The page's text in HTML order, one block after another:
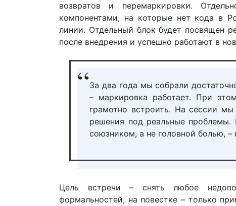
возвратов и перемаркировки.
компонентами, на которые нет кода в
линии. Отдельный блок будет посвящен
после внедрения и успешно работают в
За два года мы собрали
– маркировка работает. При
грамотно встроить. На сессии
решения под реальные
союзником, а не головной болью, –
Цель встречи – снять любое
формальностей, на повестке – только